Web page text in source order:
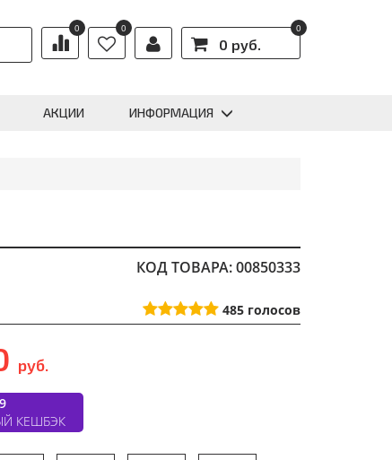
0 0
0 руб.
0
АКЦИИ ИНФОРМАЦИЯ
КОД ТОВАРА: 00850333
485 голосов
руб.
КЕШБЭК